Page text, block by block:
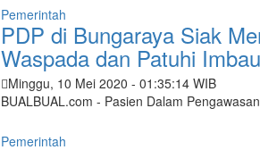
Pemerintah
PDP di Bungaraya Siak
Waspada dan Patuhi
Minggu, 10 Mei 2020 - 01:35:14 WIB
BUALBUAL.com - Pasien Dalam
Pemerintah